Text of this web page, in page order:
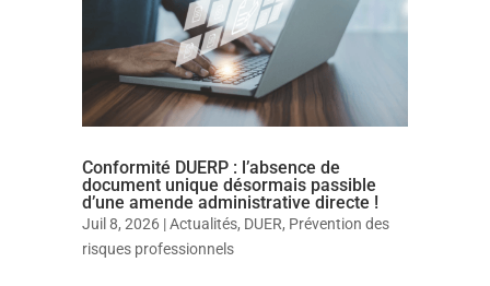
Conformité DUERP : l’absence de
document unique désormais passible
d’une amende administrative directe !
Juil 8, 2026|Actualités, DUER, Prévention des
risques professionnels